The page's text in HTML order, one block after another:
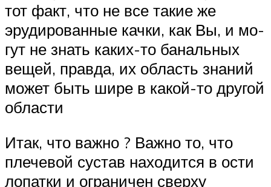
тот факт, что не все такие же
эрудированные качки, как Вы, и мо­
гут не знать ка­ких-то ба­наль­ных
вещей, правда, их область знаний
мо­жет быть ши­ре в ка­кой-то дру­гой
области
Итак, что важно ? Важно то, что
плечевой сус­тав на­хо­дит­ся в ос­ти
ло­пат­ки и ограничен сверху